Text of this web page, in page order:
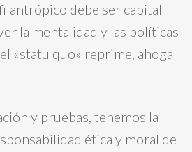
debe ser capital
la mentalidad y las políticas
«statu quo» reprime, ahoga
y pruebas, tenemos la
ética y moral de